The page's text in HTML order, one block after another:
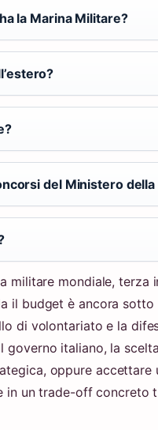
la Marina Militare?
del Ministero della
militare mondiale,
il budget è ancora
di volontariato e la
governo italiano, la
oppure
in un trade-off concreto